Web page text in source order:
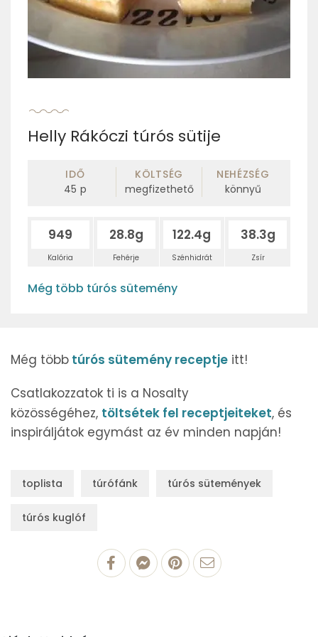
Helly Rákóczi túrós sütije
IDŐ
45 p
KÖLTSÉG
megfizethető
NEHÉZSÉG
könnyű
949
Kalória
28.8g
Fehérje
122.4g
Szénhidrát
38.3g
Zsír
Még több túrós sütemény
Még több túrós sütemény receptje itt!
Csatlakozzatok ti is a Nosalty
közösségéhez, töltsétek fel receptjeiteket, és
inspiráljátok egymást az év minden napján!
toplista túrófánk túrós sütemények
túrós kuglóf